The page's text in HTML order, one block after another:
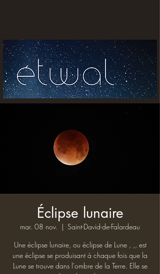
Éclipse lunaire
mar. 08 nov.
  |
Saint-David-de-Falardeau
Une éclipse lunaire, ou éclipse de Lune , ,, est
une éclipse se produisant à chaque fois que la
Lune se trouve dans l'ombre de la Terre. Elle se